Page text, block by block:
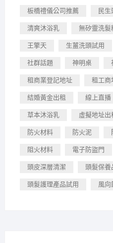
板橋禮儀公司推薦 民生
清爽沐浴乳 無矽靈洗髮
王擎天 生薑洗頭試用
社群話題 神明桌
租商業登記地址 租工商
結婚黃金出租 線上直播
草本沐浴乳 虛擬地址出
防火材料 防火泥
阻火材料 電子防盜門
頭皮深層清潔 頭髮保養
頭髮護理產品試用 風向